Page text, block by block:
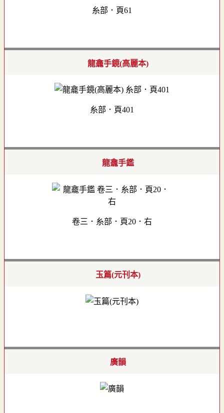
糸部．頁61
龍龕手鏡(高麗本)
糸部．頁401
龍龕手鑑
卷三．糸部．頁20．右
玉篇(元刊本)
廣韻